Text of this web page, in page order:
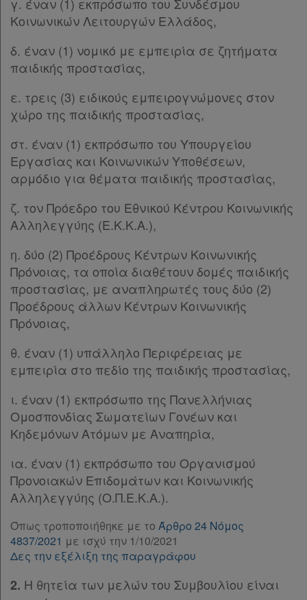
χρήσης
απορρήτου
cookies
Απόκτηση
Συνδρομής
Ατομική
συνδρομή
Ομαδικά
πακέτα
Παροχές
σε
συνδρομητές
Ενεργοί
συνδρομητές
Τα
αγαπημένα
μου
Παρ.2
Παρ.4
Παρ.5
Παρ.1
Παρ.2
Παρ.3
Άρθρο 14 [-]
Παρ.1
Παρ.2
Παρ.3
Παρ.4
Παρ.1
Παρ.2
Άρθρο 16 [-]
Παρ.1
Παρ.2
Άρθρο 18 [-]
Παρ.1
Παρ.2
Παρ.3
Παρ.4
Άρθρο 19
Παρ.1
Παρ.2
Παρ.3
ΚΕΦΑΛΑΙΟ ΤΡΙΤΟ [-]
Άρθρο 20 [-]
Παρ.1
Παρ.2
Κοινωνικών Λειτουργών Ελλάδος,
δ. έναν (1) νομικό με εμπειρία σε ζητήματα
παιδικής προστασίας,
ε. τρεις (3) ειδικούς εμπειρογνώμονες στον
χώρο της παιδικής προστασίας,
στ. έναν (1) εκπρόσωπο του Υπουργείου
Εργασίας και Κοινωνικών Υποθέσεων,
αρμόδιο για θέματα παιδικής προστασίας,
ζ. τον Πρόεδρο του Εθνικού Κέντρου Κοινωνικής
Αλληλεγγύης (Ε.Κ.Κ.Α.),
η. δύο (2) Προέδρους Κέντρων Κοινωνικής
Πρόνοιας, τα οποία διαθέτουν δομές παιδικής
προστασίας, με αναπληρωτές τους δύο (2)
Προέδρους άλλων Κέντρων Κοινωνικής
Πρόνοιας,
θ. έναν (1) υπάλληλο Περιφέρειας με
εμπειρία στο πεδίο της παιδικής προστασίας,
ι. έναν (1) εκπρόσωπο της Πανελλήνιας
Ομοσπονδίας Σωματείων Γονέων και
Κηδεμόνων Ατόμων με Αναπηρία,
ια. έναν (1) εκπρόσωπο του Οργανισμού
Προνοιακών Επιδομάτων και Κοινωνικής
Αλληλεγγύης (Ο.Π.Ε.Κ.Α.).
Όπως τροποποιήθηκε με το Άρθρο 24 Νόμος
4837/2021 με ισχύ την 1/10/2021
Δες την εξέλιξη της παραγράφου
2. Η θητεία των μελών του Συμβουλίου είναι